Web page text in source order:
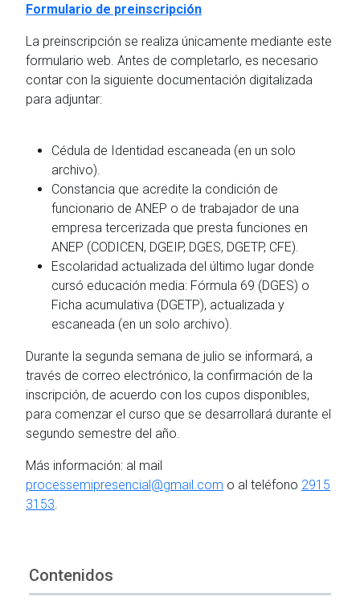
Formulario de preinscripción
La preinscripción se realiza únicamente mediante este
formulario web. Antes de completarlo, es necesario
contar con la siguiente documentación digitalizada
para adjuntar:
Cédula de Identidad escaneada (en un solo
archivo).
Constancia que acredite la condición de
funcionario de ANEP o de trabajador de una
empresa tercerizada que presta funciones en
ANEP (CODICEN, DGEIP, DGES, DGETP, CFE).
Escolaridad actualizada del último lugar donde
cursó educación media: Fórmula 69 (DGES) o
Ficha acumulativa (DGETP), actualizada y
escaneada (en un solo archivo).
Durante la segunda semana de julio se informará, a
través de correo electrónico, la confirmación de la
inscripción, de acuerdo con los cupos disponibles,
para comenzar el curso que se desarrollará durante el
segundo semestre del año.
Más información: al mail
processemipresencial@gmail.com o al teléfono 2915
3153.
Contenidos